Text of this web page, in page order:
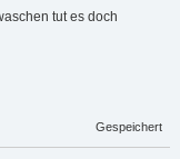
tut es doch
Gespeichert